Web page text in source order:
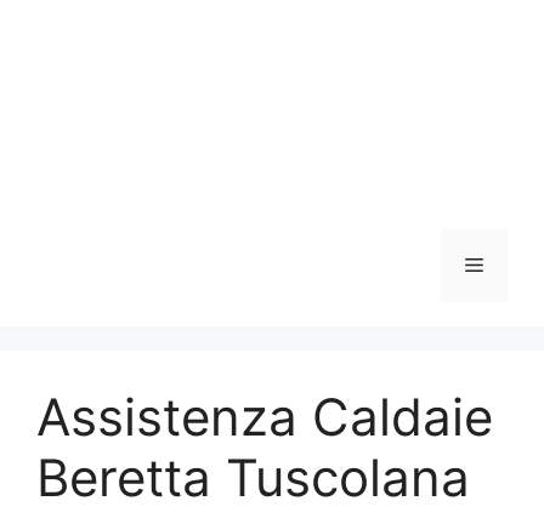
Menu
Assistenza Caldaie
Beretta Tuscolana